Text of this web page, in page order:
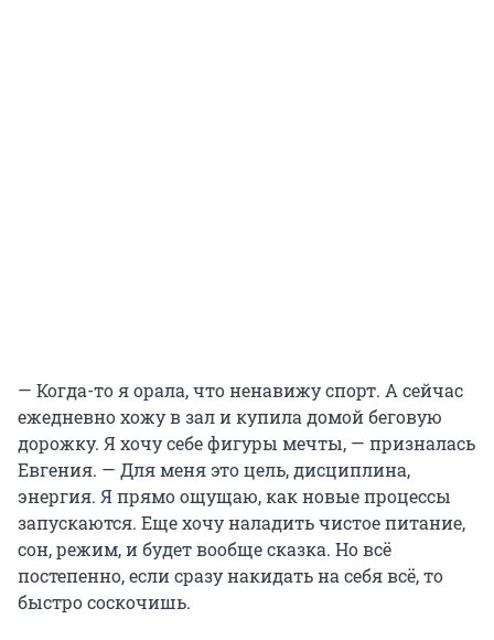
— Когда-то я орала, что ненавижу спорт. А сейчас
ежедневно хожу в зал и купила домой беговую
дорожку. Я хочу себе фигуры мечты, — призналась
Евгения. — Для меня это цель, дисциплина,
энергия. Я прямо ощущаю, как новые процессы
запускаются. Еще хочу наладить чистое питание,
сон, режим, и будет вообще сказка. Но всё
постепенно, если сразу накидать на себя всё, то
быстро соскочишь.